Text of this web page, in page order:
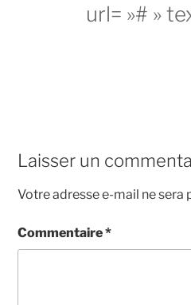
url= »# »
Laisser un
Votre adresse e-mail ne sera
Commentaire*